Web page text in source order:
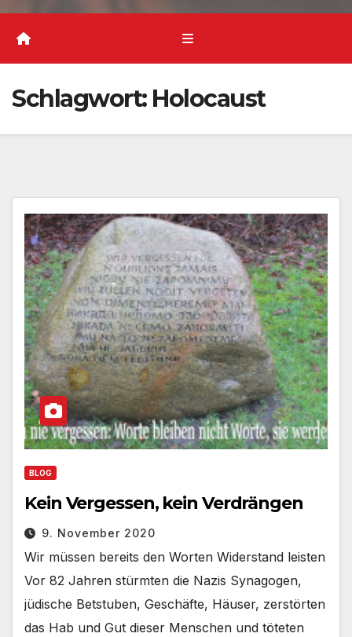
Schlagwort: Holocaust
BLOG
Kein Vergessen, kein Verdrängen
9. November 2020
Wir müssen bereits den Worten Widerstand leisten
Vor 82 Jahren stürmten die Nazis Synagogen,
jüdische Betstuben, Geschäfte, Häuser, zerstörten
das Hab und Gut dieser Menschen und töteten